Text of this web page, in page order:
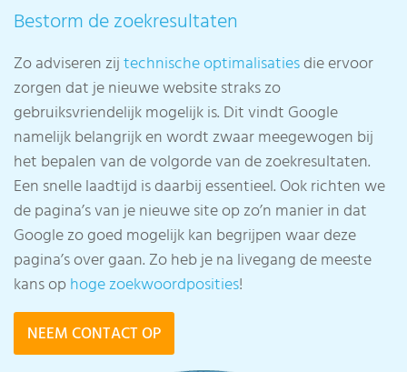
Bestorm de zoekresultaten
Zo adviseren zijtechnische optimalisatiesdie ervoor
zorgen dat je nieuwe website straks zo
gebruiksvriendelijk mogelijk is. Dit vindt Google
namelijk belangrijk en wordt zwaar meegewogen bij
het bepalen van de volgorde van de zoekresultaten.
Een snelle laadtijd is daarbij essentieel. Ook richten we
de pagina’s van je nieuwe site op zo’n manier in dat
Google zo goed mogelijk kan begrijpen waar deze
pagina’s over gaan. Zo heb je na livegang de meeste
kans ophoge zoekwoordposities!
NEEM CONTACT OP